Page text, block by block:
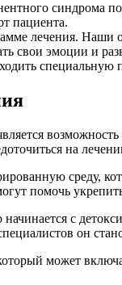
пациента.
лечения.
свои эмоции и
специальную
на
среду,
помочь
с
он
может